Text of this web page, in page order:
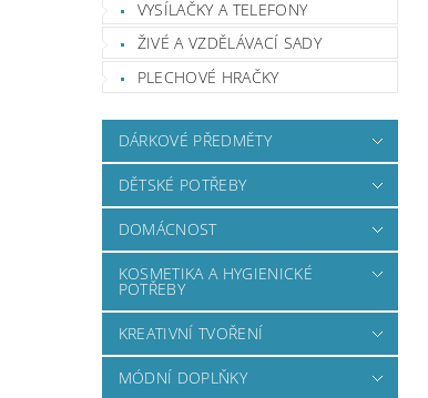
VYSÍLAČKY A TELEFONY
ŽIVÉ A VZDĚLÁVACÍ SADY
PLECHOVÉ HRAČKY
DÁRKOVÉ PŘEDMĚTY
DĚTSKÉ POTŘEBY
DOMÁCNOST
KOSMETIKA A HYGIENICKÉ
POTŘEBY
KREATIVNÍ TVOŘENÍ
MÓDNÍ DOPLŇKY